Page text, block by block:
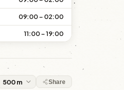
09:00 – 02:00
11:00 – 19:00
Share